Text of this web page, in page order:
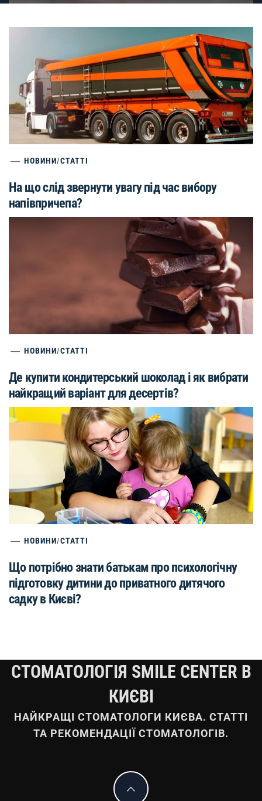
НОВИНИ/СТАТТІ
На що слід звернути увагу під час вибору
напівпричепа?
НОВИНИ/СТАТТІ
Де купити кондитерський шоколад і як вибрати
найкращий варіант для десертів?
НОВИНИ/СТАТТІ
Що потрібно знати батькам про психологічну
підготовку дитини до приватного дитячого
садку в Києві?
СТОМАТОЛОГІЯ SMILE CENTER В
КИЄВІ
НАЙКРАЩІ СТОМАТОЛОГИ КИЄВА. СТАТТІ
ТА РЕКОМЕНДАЦІЇ СТОМАТОЛОГІВ.